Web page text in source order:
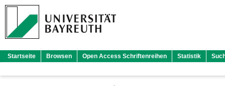
Startseite Browsen Open Access Schriftenreihen Statistik